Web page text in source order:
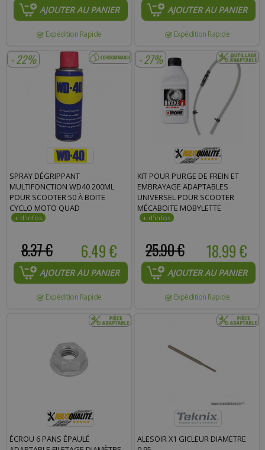
AJOUTER AU PANIER
Expédition Rapide
AJOUTER AU PANIER
Expédition Rapide
- 22%
SPRAY DÉGRIPPANT
MULTIFONCTION WD40 200ML
POUR SCOOTER 50 À BOITE
CYCLO MOTO QUAD
6.49 €
8.37 €
AJOUTER AU PANIER
Expédition Rapide
- 27%
KIT POUR PURGE DE FREIN ET
EMBRAYAGE ADAPTABLES
UNIVERSEL POUR SCOOTER
MÉCABOITE MOBYLETTE
18.99 €
25.90 €
AJOUTER AU PANIER
Expédition Rapide
ÉCROU 6 PANS ÉPAULÉ
ALESOIR X1 GICLEUR DIAMETRE